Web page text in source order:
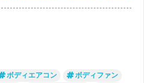
ボディエアコン
ボディファン